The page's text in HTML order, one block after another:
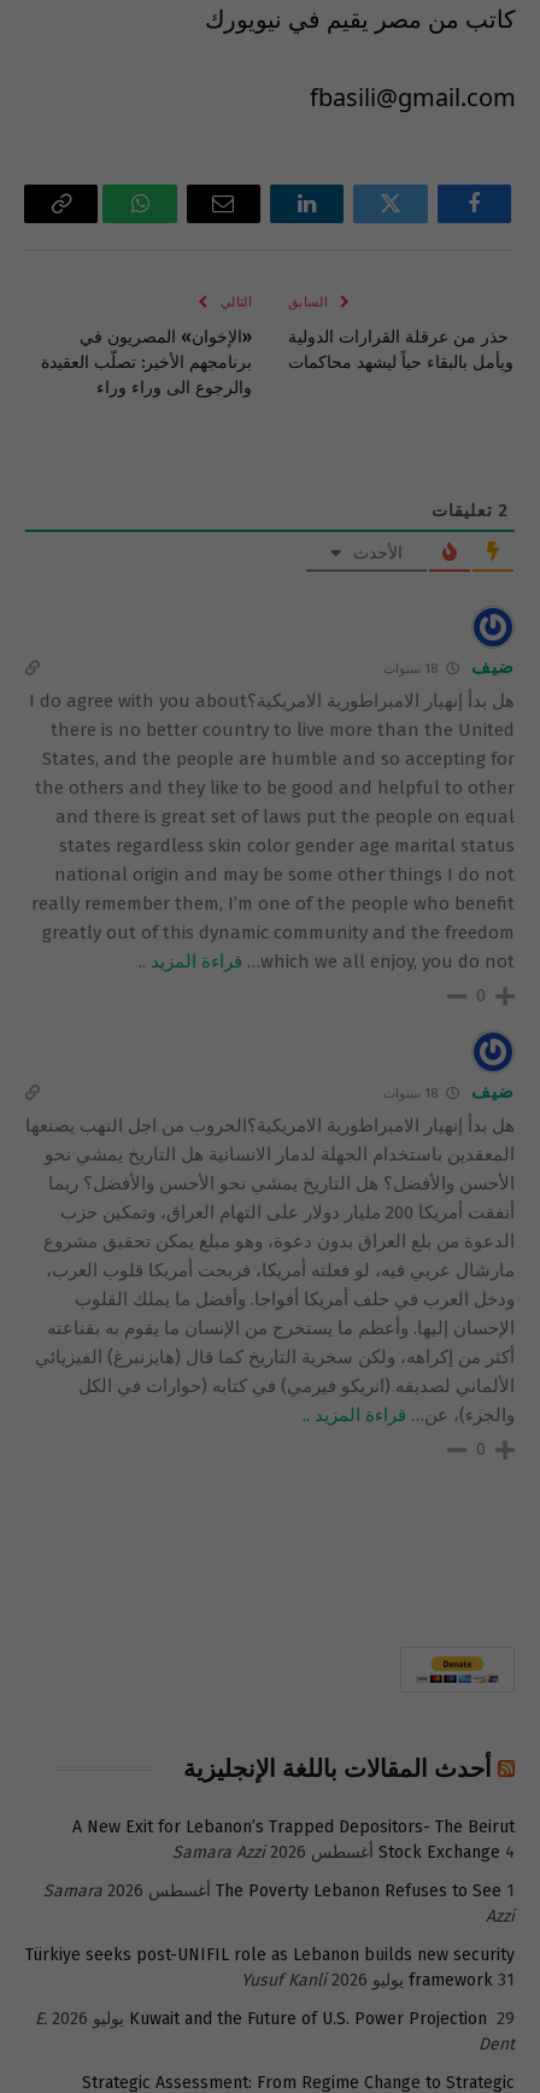
كاتب من مصر يقيم في نيويورك
fbasili@gmail.com
فيسبوك تويتر لينكدإن
البريد
واتساب Copy
السابق
حذر من عرقلة القرارات الدولية
ويأمل بالبقاء حياً ليشهد محاكمات
التالي
«الإخوان» المصريون في
برنامجهم الأخير: تصلّب العقيدة
والرجوع الى وراء وراء
2 تعليقات
الأحدث
ضيف 18 سنوات
هل بدأ إنهيار الامبراطورية الامريكية؟I do agree with you about
there is no better country to live more than the United
States, and the people are humble and so accepting for
the others and they like to be good and helpful to other
and there is great set of laws put the people on equal
states regardless skin color gender age marital status
national origin and may be some other things I do not
really remember them, I’m one of the people who benefit
greatly out of this dynamic community and the freedom
which we all enjoy, you do not
… قراءة المزيد ..
0
ضيف 18 سنوات
هل بدأ إنهيار الامبراطورية الامريكية؟الحروب من اجل النهب يصنعها
المعقدين باستخدام الجهلة لدمار الانسانية هل التاريخ يمشي نحو
الأحسن والأفضل؟ هل التاريخ يمشي نحو الأحسن والأفضل؟ ربما
أنفقت أمريكا 200 مليار دولار على التهام العراق، وتمكين حزب
الدعوة من بلع العراق بدون دعوة، وهو مبلغ يمكن تحقيق مشروع
مارشال عربي فيه، لو فعلته أمريكا، فربحت أمريكا قلوب العرب،
ودخل العرب في حلف أمريكا أفواجا. وأفضل ما يملك القلوب
الإحسان إليها. وأعظم ما يستخرج من الإنسان ما يقوم به بقناعته
أكثر من إكراهه، ولكن سخرية التاريخ كما قال (هايزنبرغ) الفيزيائي
الألماني لصديقه (انريكو فيرمي) في كتابه (حوارات في الكل
والجزء)، عن… قراءة المزيد ..
0
أحدث المقالات باللغة الإنجليزية
A New Exit for Lebanon’s Trapped Depositors- The Beirut
Stock Exchange 4 أغسطس 2026
Samara Azzi
The Poverty Lebanon Refuses to See 1 أغسطس 2026
Samara
Azzi
Türkiye seeks post-UNIFIL role as Lebanon builds new security
framework 31 يوليو 2026
Yusuf Kanli
Kuwait and the Future of U.S. Power Projection 29 يوليو 2026
E.
Dent
Strategic Assessment: From Regime Change to Strategic